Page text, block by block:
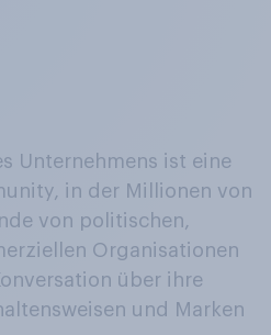
Unternehmens ist eine
in der Millionen von
von politischen,
Organisationen
über ihre
und Marken